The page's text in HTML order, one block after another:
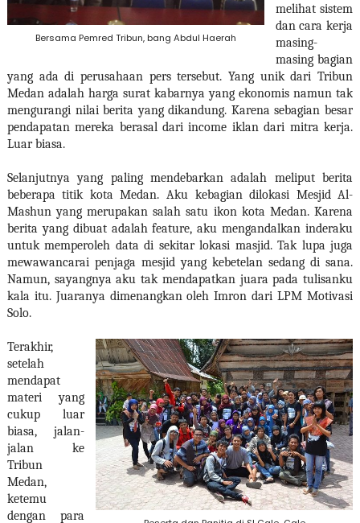
Bersama Pemred Tribun, bang Abdul Haerah
melihat sistem
dan cara kerja
masing-
masing bagian
yang ada di perusahaan pers tersebut. Yang unik dari Tribun
Medan adalah harga surat kabarnya yang ekonomis namun tak
mengurangi nilai berita yang dikandung. Karena sebagian besar
pendapatan mereka berasal dari income iklan dari mitra kerja.
Luar biasa.
Selanjutnya yang paling mendebarkan adalah meliput berita
beberapa titik kota Medan. Aku kebagian dilokasi Mesjid Al-
Mashun yang merupakan salah satu ikon kota Medan. Karena
berita yang dibuat adalah feature, aku mengandalkan inderaku
untuk memperoleh data di sekitar lokasi masjid. Tak lupa juga
mewawancarai penjaga mesjid yang kebetelan sedang di sana.
Namun, sayangnya aku tak mendapatkan juara pada tulisanku
kala itu. Juaranya dimenangkan oleh Imron dari LPM Motivasi
Solo.
Terakhir,
setelah
mendapat
materi yang
cukup luar
biasa, jalan-
jalan ke
Tribun
Medan,
ketemu
dengan para